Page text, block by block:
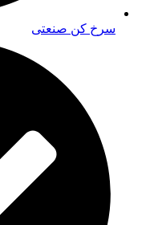
سرخ کن صنعتی